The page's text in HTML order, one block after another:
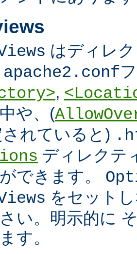
はディレ
apache2.conf
,
や、(
れていると)
ディレクテ
できます。
をセット
い。明示的に
す。